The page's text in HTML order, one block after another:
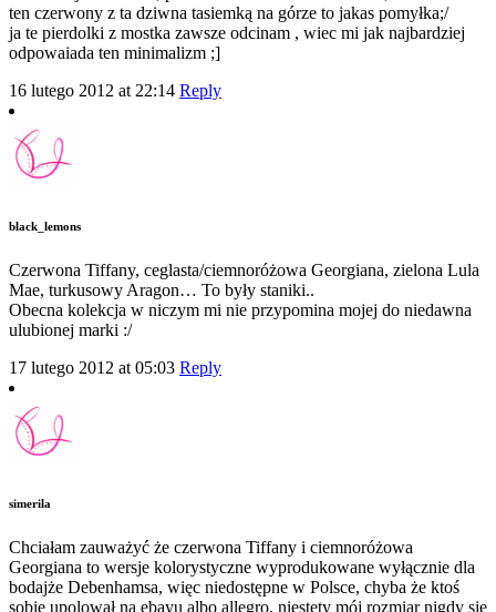
ten czerwony z ta dziwna tasiemką na górze to jakas pomyłka;/
ja te pierdolki z mostka zawsze odcinam , wiec mi jak najbardziej
odpowaiada ten minimalizm ;]
16 lutego 2012 at 22:14 Reply
black_lemons
Czerwona Tiffany, ceglasta/ciemnoróżowa Georgiana, zielona Lula
Mae, turkusowy Aragon… To były staniki..
Obecna kolekcja w niczym mi nie przypomina mojej do niedawna
ulubionej marki :/
17 lutego 2012 at 05:03 Reply
simerila
Chciałam zauważyć że czerwona Tiffany i ciemnoróżowa
Georgiana to wersje kolorystyczne wyprodukowane wyłącznie dla
bodajże Debenhamsa, więc niedostępne w Polsce, chyba że ktoś
sobie upolował na ebayu albo allegro, niestety mój rozmiar nigdy się